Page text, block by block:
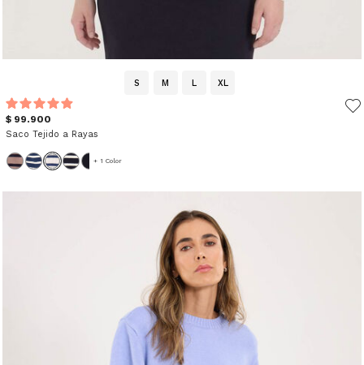
S M L XL
$ 99.900
Saco Tejido a Rayas
+ 1 Color